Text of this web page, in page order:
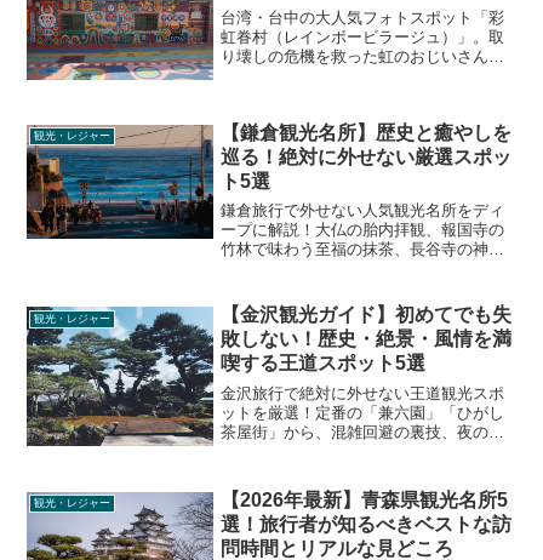
台湾・台中の大人気フォトスポット「彩
虹眷村（レインボービラージュ）」。取
り壊しの危機を救った虹のおじいさんの
役立つリアルな情報を徹底解説します。
観光・レジャー
【鎌倉観光名所】歴史と癒やしを
巡る！絶対に外せない厳選スポッ
ト5選
鎌倉旅行で外せない人気観光名所をディ
ープに解説！大仏の胎内拝観、報国寺の
竹林で味わう至福の抹茶、長谷寺の神秘
知りたいリアルな現地情報をお届けしま
す。
観光・レジャー
【金沢観光ガイド】初めてでも失
敗しない！歴史・絶景・風情を満
喫する王道スポット5選
金沢旅行で絶対に外せない王道観光スポ
ットを厳選！定番の「兼六園」「ひがし
茶屋街」から、混雑回避の裏技、夜のラ
ーカル情報を徹底解説します。
観光・レジャー
【2026年最新】青森県観光名所5
選！旅行者が知るべきベストな訪
問時間とリアルな見どころ